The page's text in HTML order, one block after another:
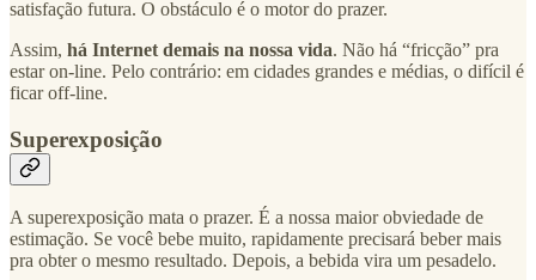
satisfação futura. O obstáculo é o motor do prazer.
Assim, há Internet demais na nossa vida. Não há “fricção” pra
estar on-line. Pelo contrário: em cidades grandes e médias, o difícil é
ficar off-line.
Superexposição
A superexposição mata o prazer. É a nossa maior obviedade de
estimação. Se você bebe muito, rapidamente precisará beber mais
pra obter o mesmo resultado. Depois, a bebida vira um pesadelo.